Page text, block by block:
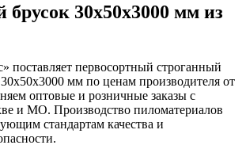
30х50х3000 мм из
поставляет первосортный строганный
мм по ценам производителя от
оптовые и розничные заказы с
и МО. Производство пиломатериалов
стандартам качества и